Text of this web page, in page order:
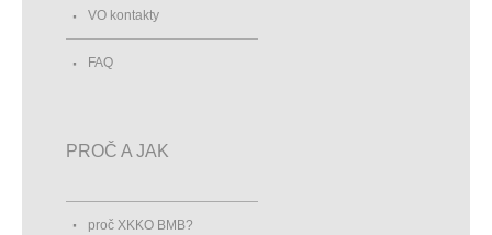
VO kontakty
FAQ
PROČ A JAK
proč XKKO BMB?